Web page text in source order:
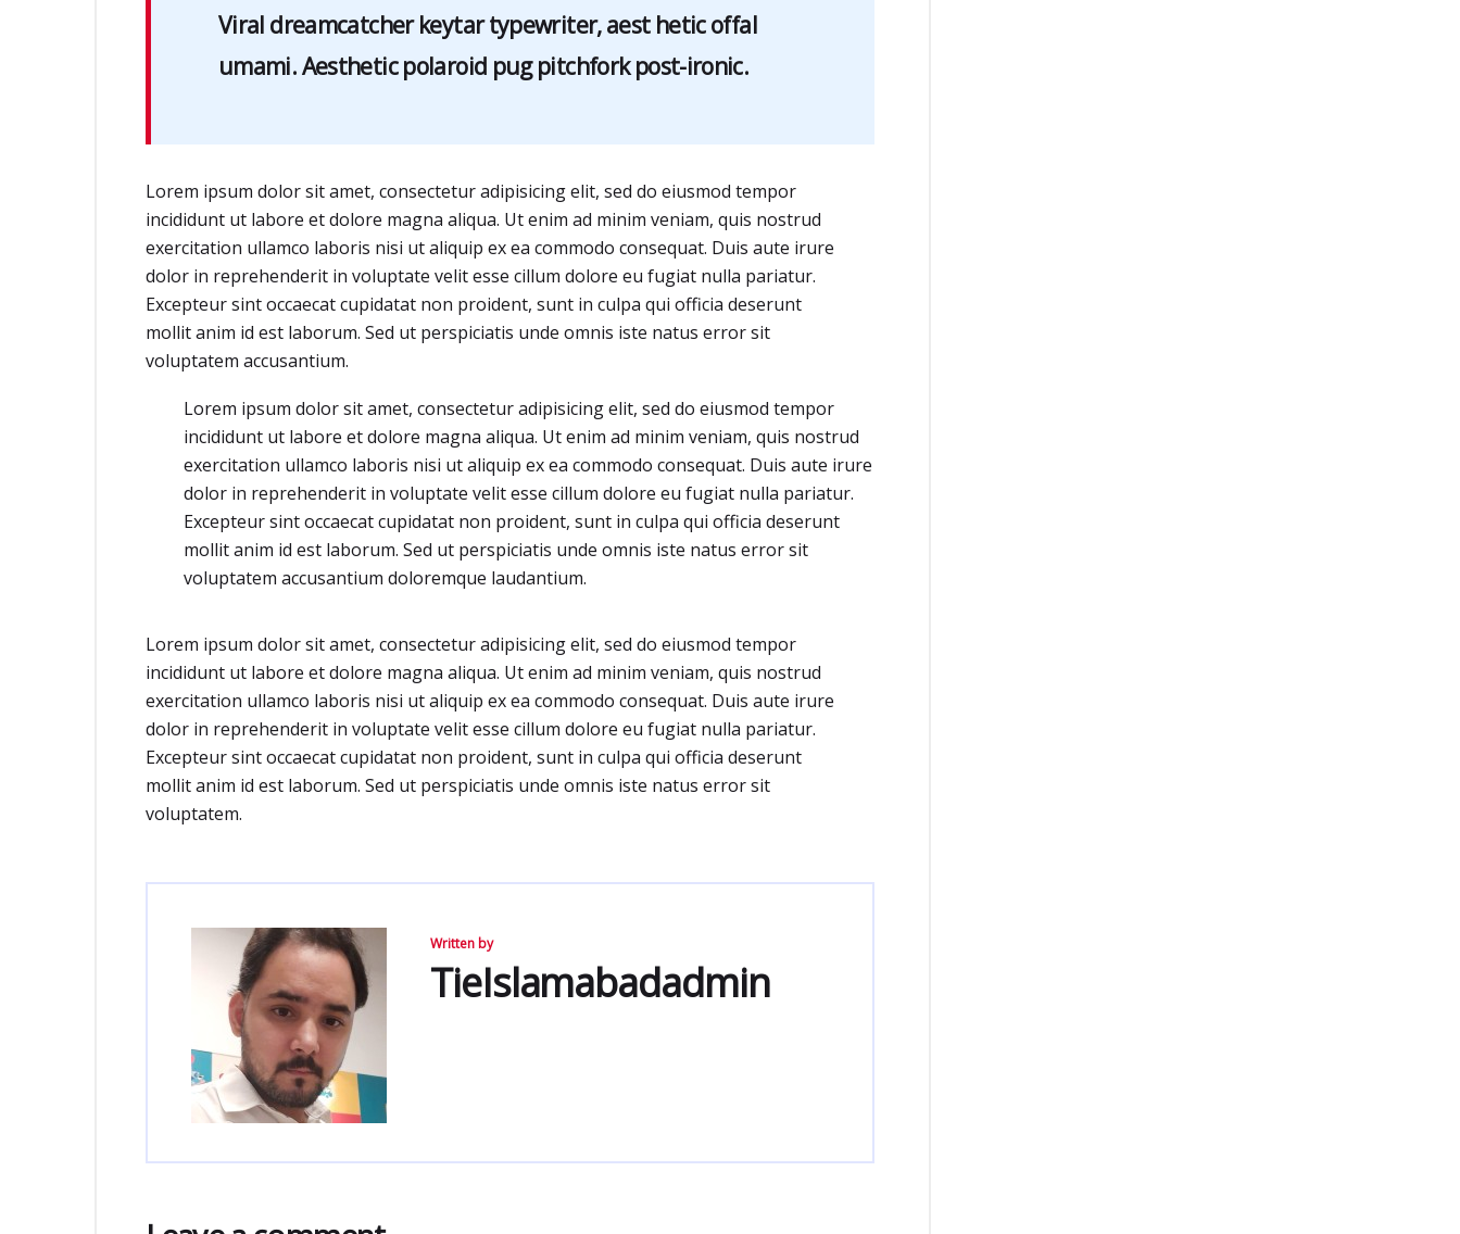
Viral dreamcatcher keytar typewriter, aest hetic offal
umami. Aesthetic polaroid pug pitchfork post-ironic.
Lorem ipsum dolor sit amet, consectetur adipisicing elit, sed do eiusmod tempor
incididunt ut labore et dolore magna aliqua. Ut enim ad minim veniam, quis nostrud
exercitation ullamco laboris nisi ut aliquip ex ea commodo consequat. Duis aute irure
dolor in reprehenderit in voluptate velit esse cillum dolore eu fugiat nulla pariatur.
Excepteur sint occaecat cupidatat non proident, sunt in culpa qui officia deserunt
mollit anim id est laborum. Sed ut perspiciatis unde omnis iste natus error sit
voluptatem accusantium.
Lorem ipsum dolor sit amet, consectetur adipisicing elit, sed do eiusmod tempor
incididunt ut labore et dolore magna aliqua. Ut enim ad minim veniam, quis nostrud
exercitation ullamco laboris nisi ut aliquip ex ea commodo consequat. Duis aute irure
dolor in reprehenderit in voluptate velit esse cillum dolore eu fugiat nulla pariatur.
Excepteur sint occaecat cupidatat non proident, sunt in culpa qui officia deserunt
mollit anim id est laborum. Sed ut perspiciatis unde omnis iste natus error sit
voluptatem accusantium doloremque laudantium.
Lorem ipsum dolor sit amet, consectetur adipisicing elit, sed do eiusmod tempor
incididunt ut labore et dolore magna aliqua. Ut enim ad minim veniam, quis nostrud
exercitation ullamco laboris nisi ut aliquip ex ea commodo consequat. Duis aute irure
dolor in reprehenderit in voluptate velit esse cillum dolore eu fugiat nulla pariatur.
Excepteur sint occaecat cupidatat non proident, sunt in culpa qui officia deserunt
mollit anim id est laborum. Sed ut perspiciatis unde omnis iste natus error sit
voluptatem.
Written by
TieIslamabadadmin